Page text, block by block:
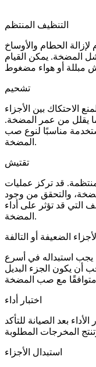
التنظيف المنتظم
الحطام والأوساخ
المضخة. يمكن القيام
تشحيم
الاحتكاك بين الأجزاء
يقلل من عمر المضخة.
مناسبًا لنوع صب
المضخة.
تقتيش
قد تركز عمليات
والتحقق من وجود
التي قد تؤثر على أداء
المضخة.
الضعيفة أو التالفة
استبداله في أسرع
أن يكون الجزء البديل
اختبار أداء
بعد الصيانة للتأكد
استبدال الأجزاء